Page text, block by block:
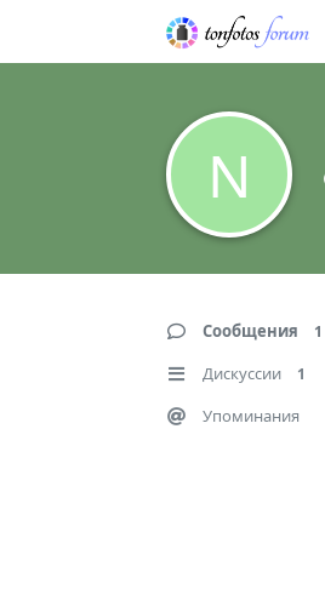
N
Сообщения 1
Дискуссии 1
Упоминания